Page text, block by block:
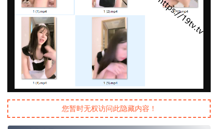
您暂时无权访问此隐藏内容！